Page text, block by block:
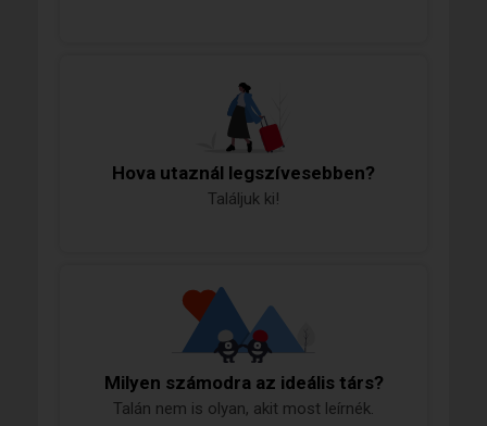
Hova utaznál legszívesebben?
Találjuk ki!
Milyen számodra az ideális társ?
Talán nem is olyan, akit most leírnék.